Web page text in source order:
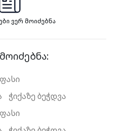
ვერ მოიძებნა
ჭიქაზე ბეჭდვა